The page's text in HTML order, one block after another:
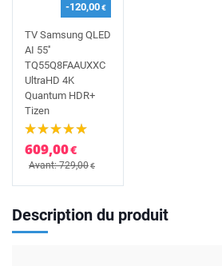
-120,00€
TV Samsung QLED
AI 55''
TQ55Q8FAAUXXC
UltraHD 4K
Quantum HDR+
Tizen
609,00€
Avant: 729,00€
Description du produit